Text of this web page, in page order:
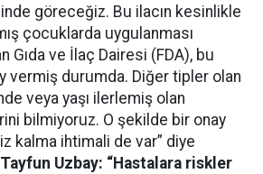
göreceğiz. Bu ilacın kesinlikle
çocuklarda uygulanması
Gıda ve İlaç Dairesi (FDA), bu
vermiş durumda. Diğer tipler olan
veya yaşı ilerlemiş olan
bilmiyoruz. O şekilde bir onay
kalma ihtimali de var” diye
Uzbay: “Hastalara riskler